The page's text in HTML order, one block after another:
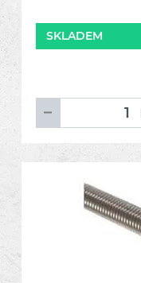
SKLADEM